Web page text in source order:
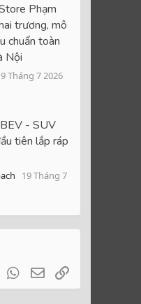
Phạm
trương, mô
chuẩn toàn
Nội
Tháng 7 2026
- SUV
tiên lắp ráp
19 Tháng 7
TumblrWhatsApp
Email